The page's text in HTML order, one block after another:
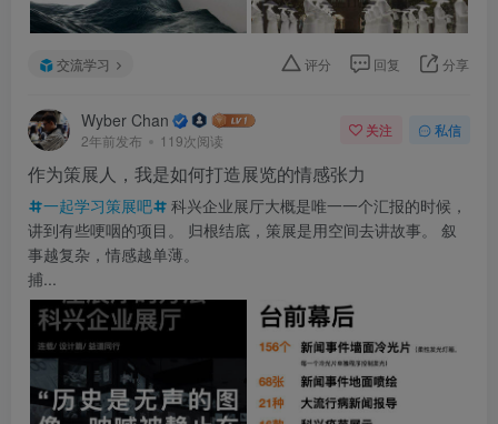
交流学习 评分 回复 分享
Wyber Chan
2年前发布 119次阅读
关注 私信
作为策展人，我是如何打造展览的情感张力
一起学习策展吧
科兴企业展厅大概是唯一一个汇报的时候，
讲到有些哽咽的项目。 归根结底，策展是用空间去讲故事。 叙
事越复杂，情感越单薄。
捕...